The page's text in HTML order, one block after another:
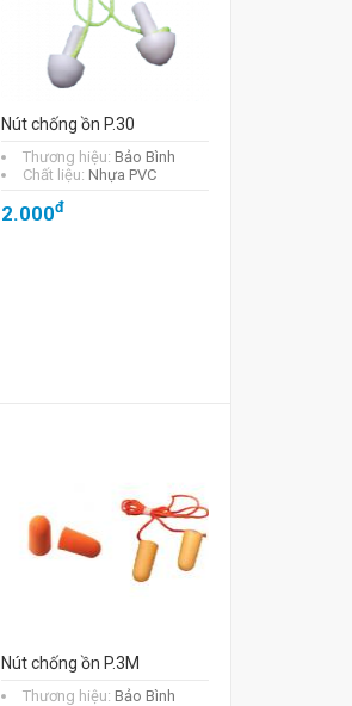
Nút chống ồn P.30
Thương hiệu: Bảo Bình
Chất liệu: Nhựa PVC
2.000đ
Nút chống ồn P.3M
Thương hiệu: Bảo Bình